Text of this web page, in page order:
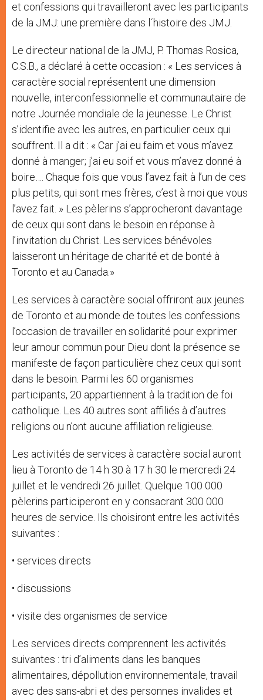
et confessions qui travailleront avec les participants
de la JMJ: une première dans l´histoire des JMJ.
Le directeur national de la JMJ, P. Thomas Rosica,
C.S.B., a déclaré à cette occasion : « Les services à
caractère social représentent une dimension
nouvelle, interconfessionnelle et communautaire de
notre Journée mondiale de la jeunesse. Le Christ
s’identifie avec les autres, en particulier ceux qui
souffrent. Il a dit : « Car j’ai eu faim et vous m’avez
donné à manger; j’ai eu soif et vous m’avez donné à
boire…. Chaque fois que vous l’avez fait à l’un de ces
plus petits, qui sont mes frères, c’est à moi que vous
l’avez fait. » Les pèlerins s’approcheront davantage
de ceux qui sont dans le besoin en réponse à
l’invitation du Christ. Les services bénévoles
laisseront un héritage de charité et de bonté à
Toronto et au Canada.»
Les services à caractère social offriront aux jeunes
de Toronto et au monde de toutes les confessions
l’occasion de travailler en solidarité pour exprimer
leur amour commun pour Dieu dont la présence se
manifeste de façon particulière chez ceux qui sont
dans le besoin. Parmi les 60 organismes
participants, 20 appartiennent à la tradition de foi
catholique. Les 40 autres sont affiliés à d’autres
religions ou n’ont aucune affiliation religieuse.
Les activités de services à caractère social auront
lieu à Toronto de 14 h 30 à 17 h 30 le mercredi 24
juillet et le vendredi 26 juillet. Quelque 100 000
pèlerins participeront en y consacrant 300 000
heures de service. Ils choisiront entre les activités
suivantes :
• services directs
• discussions
• visite des organismes de service
Les services directs comprennent les activités
suivantes : tri d’aliments dans les banques
alimentaires, dépollution environnementale, travail
avec des sans-abri et des personnes invalides et